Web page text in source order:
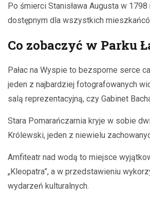
Po śmierci Stanisława Augusta w
dostępnym dla wszystkich
Co zobaczyć w Parku
Pałac na Wyspie to bezsporne serce
jeden z najbardziej fotografowanych
salą reprezentacyjną, czy Gabinet
Stara Pomarańczarnia kryje w sobie
Królewski, jeden z niewielu
Amfiteatr nad wodą to miejsce
„Kleopatra”, a w przedstawieniu
wydarzeń kulturalnych.